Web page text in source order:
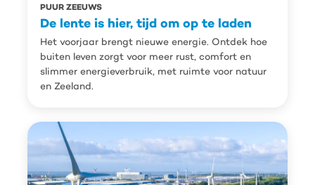
PUUR ZEEUWS
De lente is hier, tijd om op te laden
Het voorjaar brengt nieuwe energie. Ontdek hoe
buiten leven zorgt voor meer rust, comfort en
slimmer energieverbruik, met ruimte voor natuur
en Zeeland.